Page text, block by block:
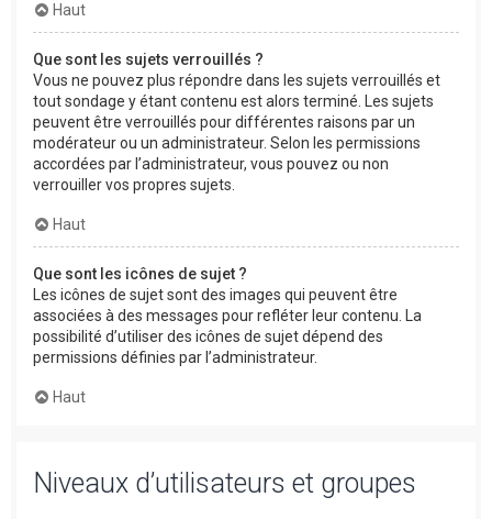
Haut
Que sont les sujets verrouillés ?
Vous ne pouvez plus répondre dans les sujets verrouillés et
tout sondage y étant contenu est alors terminé. Les sujets
peuvent être verrouillés pour différentes raisons par un
modérateur ou un administrateur. Selon les permissions
accordées par l’administrateur, vous pouvez ou non
verrouiller vos propres sujets.
Haut
Que sont les icônes de sujet ?
Les icônes de sujet sont des images qui peuvent être
associées à des messages pour refléter leur contenu. La
possibilité d’utiliser des icônes de sujet dépend des
permissions définies par l’administrateur.
Haut
Niveaux d’utilisateurs et groupes